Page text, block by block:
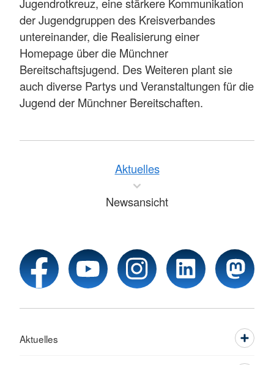
Jugendrotkreuz, eine stärkere Kommunikation
der Jugendgruppen des Kreisverbandes
untereinander, die Realisierung einer
Homepage über die Münchner
Bereitschaftsjugend. Des Weiteren plant sie
auch diverse Partys und Veranstaltungen für die
Jugend der Münchner Bereitschaften.
Aktuelles
Newsansicht
Aktuelles